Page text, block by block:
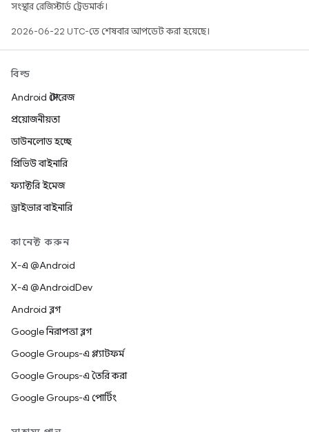
সংস্থার রেজিস্টার্ড ট্রেডমার্ক।
2026-06-22 UTC-তে শেষবার আপডেট করা হয়েছে।
বিল্ড
Android স্টোরেজ
প্রয়োজনীয়তা
ডাউনলোড হচ্ছে
প্রিভিউ বাইনারি
ফ্যাক্টরি ইমেজ
ড্রাইভার বাইনারি
কানেক্ট করুন
X-এ @Android
X-এ @AndroidDev
Android ব্লগ
Google নিরাপত্তা ব্লগ
Google Groups-এ প্ল্যাটফর্ম
Google Groups-এ তৈরি করা
Google Groups-এ পোর্টিং